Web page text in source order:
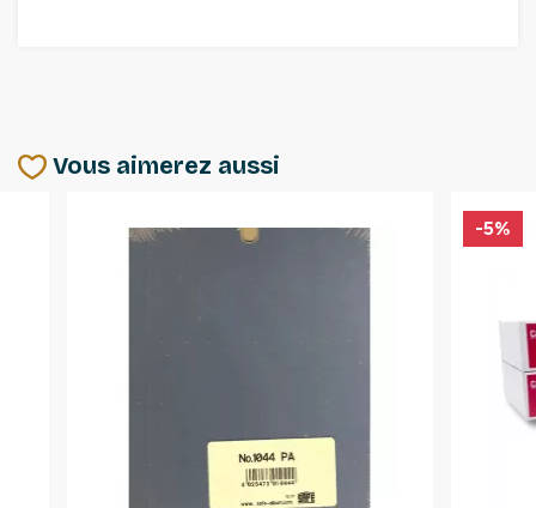
Vous aimerez aussi
-5%